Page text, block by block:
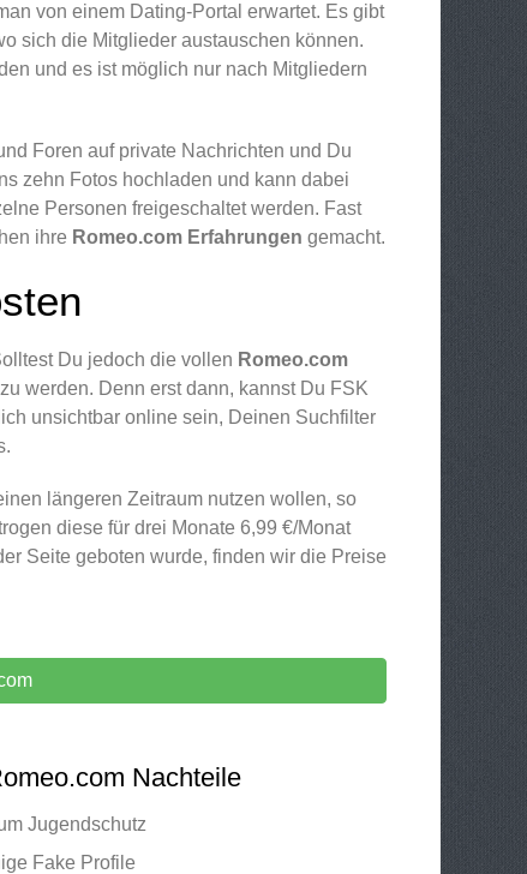
von einem Dating-Portal erwartet. Es gibt
sich die Mitglieder austauschen können.
und es ist möglich nur nach Mitgliedern
Foren auf private Nachrichten und Du
zehn Fotos hochladen und kann dabei
Personen freigeschaltet werden. Fast
ihre Romeo.com Erfahrungen gemacht.
Du jedoch die vollen Romeo.com
werden. Denn erst dann, kannst Du FSK
unsichtbar online sein, Deinen Suchfilter
längeren Zeitraum nutzen wollen, so
diese für drei Monate 6,99 €/Monat
Seite geboten wurde, finden wir die Preise
Nachteile
Jugendschutz
Fake Profile